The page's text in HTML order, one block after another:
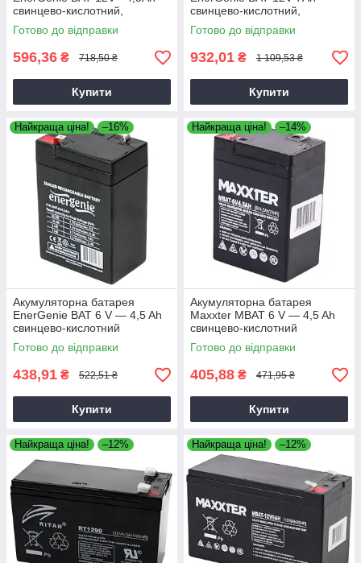
свинцево-кислотний,
акумулятор для електроніки
Готово до відправки
596,36 ₴ 718,50 ₴
Купити
свинцево-кислотний,
акумулятор для електроніки
Готово до відправки
932,01 ₴ 1 109,53 ₴
Купити
Найкраща ціна! –16%
Акумуляторна батарея
EnerGenie BAT 6 V — 4,5 Ah
свинцево-кислотний
Готово до відправки
438,91 ₴ 522,51 ₴
Купити
Найкраща ціна! –14%
Акумуляторна батарея
Maxxter MBAT 6 V — 4,5 Ah
свинцево-кислотний
(70х47х100)
Готово до відправки
405,88 ₴ 471,95 ₴
Купити
Найкраща ціна! –12% Найкраща ціна! –12%